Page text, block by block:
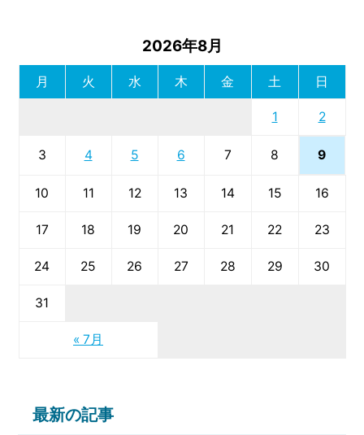
2026年8月
月 火 水 木 金 土 日
« 7月
1 2
3 4 5 6 7 8 9
10 11 12 13 14 15 16
17 18 19 20 21 22 23
24 25 26 27 28 29 30
31
最新の記事